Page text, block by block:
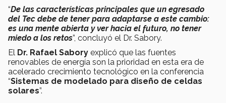
“De las características principales que un egresado
del Tec debe de tener para adaptarse a este cambio:
es una mente abierta y ver hacia el futuro, no tener
miedo a los retos”, concluyó el Dr. Sabory.
El Dr. Rafael Sabory explicó que las fuentes
renovables de energía son la prioridad en esta era de
acelerado crecimiento tecnológico en la conferencia
“Sistemas de modelado para diseño de celdas
solares”.